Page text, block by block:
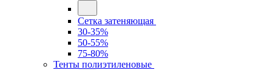
Сетка затеняющая
30-35%
50-55%
75-80%
Тенты полиэтиленовые